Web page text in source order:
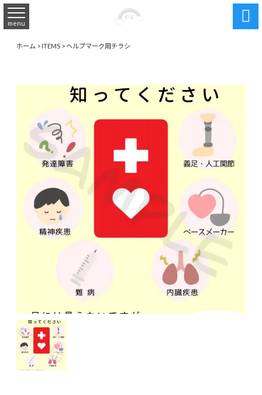
menu 
ホーム>ITEMS>ヘルプマーク用チラシ